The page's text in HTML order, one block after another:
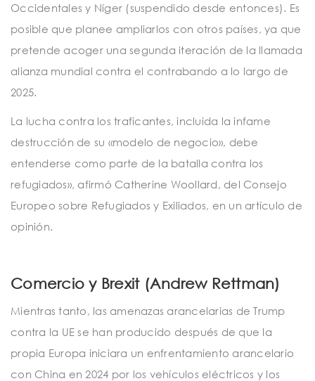
Occidentales y Níger (suspendido desde entonces). Es
posible que planee ampliarlos con otros países, ya que
pretende acoger una segunda iteración de la llamada
alianza mundial contra el contrabando a lo largo de
2025.
La lucha contra los traficantes, incluida la infame
destrucción de su «modelo de negocio», debe
entenderse como parte de la batalla contra los
refugiados», afirmó Catherine Woollard, del Consejo
Europeo sobre Refugiados y Exiliados, en un artículo de
opinión.
Comercio y Brexit (Andrew Rettman)
Mientras tanto, las amenazas arancelarias de Trump
contra la UE se han producido después de que la
propia Europa iniciara un enfrentamiento arancelario
con China en 2024 por los vehículos eléctricos y los